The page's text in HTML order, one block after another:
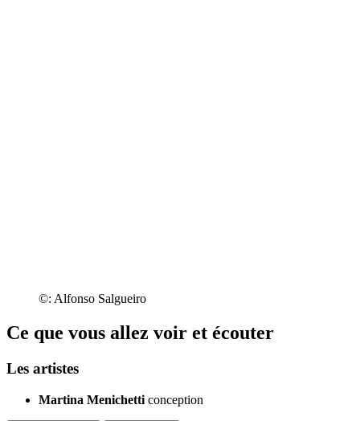
©: Alfonso Salgueiro
Ce que vous allez voir et écouter
Les artistes
Martina Menichetti conception